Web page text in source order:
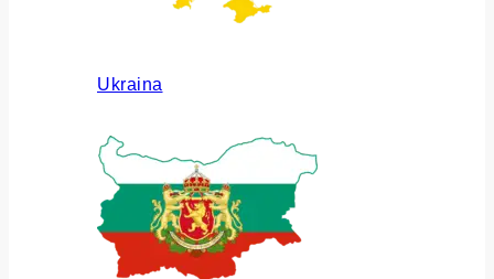
Ukraina